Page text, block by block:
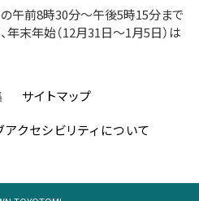
サイトマップ
アクセシビリティについて
午前8時30分～午後5時15分まで
年末年始（12月31日～1月5日）は